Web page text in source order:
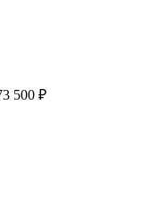
500 ₽